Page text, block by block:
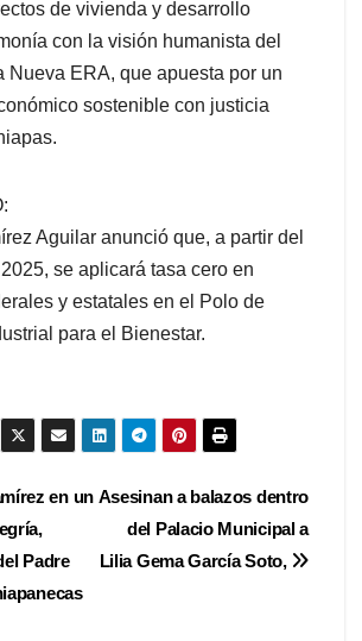
de vivienda y desarrollo
con la visión humanista del
Nueva ERA, que apuesta por un
sostenible con justicia
Aguilar anunció que, a partir del
se aplicará tasa cero en
y estatales en el Polo de
para el Bienestar.
Asesinan a balazos dentro
del Palacio Municipal a
Lilia Gema García Soto,
en un
Padre